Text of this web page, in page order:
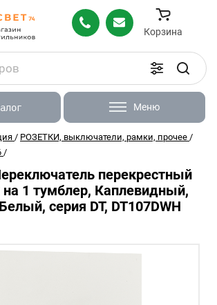
Корзина
Меню
/ РОЗЕТКИ, выключатели, рамки, прочее /
/
перекрестный
на 1 тумблер, Каплевидный,
серия DT, DT107DWH